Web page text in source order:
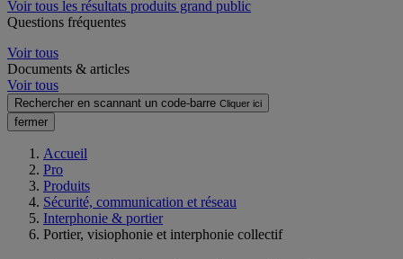
Voir tous les résultats produits grand public
Questions fréquentes
Voir tous
Documents & articles
Voir tous
Rechercher en scannant un code-barre Cliquer ici
fermer
Accueil
Pro
Produits
Sécurité, communication et réseau
Interphonie & portier
Portier, visiophonie et interphonie collectif